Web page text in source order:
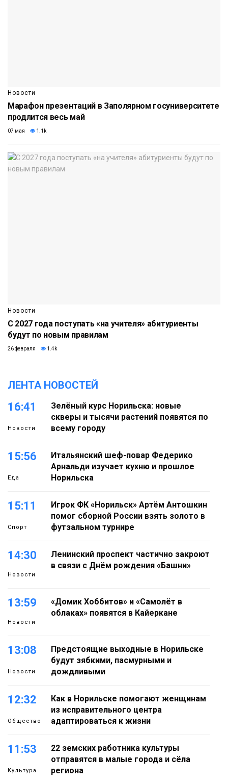
Новости
Марафон презентаций в Заполярном госуниверситете
продлится весь май
07 мая 1.1k
Новости
С 2027 года поступать «на учителя» абитуриенты
будут по новым правилам
26 февраля 1.4k
ЛЕНТА НОВОСТЕЙ
16:41
Новости
Зелёный курс Норильска: новые
скверы и тысячи растений появятся по
всему городу
15:56
Еда
Итальянский шеф-повар Федерико
Арнальди изучает кухню и прошлое
Норильска
15:11
Спорт
Игрок ФК «Норильск» Артём Антошкин
помог сборной России взять золото в
футзальном турнире
14:30
Новости
Ленинский проспект частично закроют
в связи с Днём рождения «Башни»
13:59
Новости
«Домик Хоббитов» и «Самолёт в
облаках» появятся в Кайеркане
13:08
Новости
Предстоящие выходные в Норильске
будут зябкими, пасмурными и
дождливыми
12:32
Общество
Как в Норильске помогают женщинам
из исправительного центра
адаптироваться к жизни
11:53
Культура
22 земских работника культуры
отправятся в малые города и сёла
региона